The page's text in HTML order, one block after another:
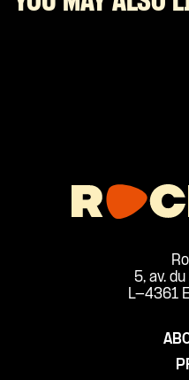
5, av. du
L-4361